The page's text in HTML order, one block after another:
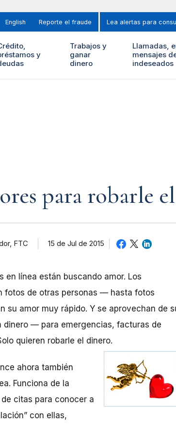
English Reporte el fraude Lea alertas para
y
Trabajos y
ganar
dinero
Llamadas,
mensajes
indeseados
para robarle
FTC 15 de Jul de 2015
en línea están buscando amor. Los
fotos de otras personas — hasta fotos
su amor muy rápido. Y se aprovechan de
dinero — para emergencias, facturas de
quieren robarle el dinero.
ahora también
Funciona de la
citas para conocer a
con ellas,